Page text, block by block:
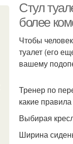
Стул
более
Чтобы
туалет (его
вашему
Тренер по
какие
Выбирая
Ширина